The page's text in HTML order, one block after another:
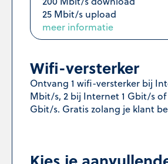
25 Mbit/s upload
meer informatie
Wifi-versterker
Ontvang 1 wifi-versterker bij
Mbit/s, 2 bij Internet 1 Gbit/s
Gbit/s. Gratis zolang je klant